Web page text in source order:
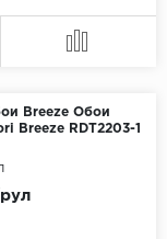
Breeze Обои
Breeze RDT2203-1